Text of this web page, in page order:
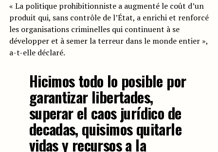
« La politique prohibitionniste a augmenté le coût d’un
produit qui, sans contrôle de l’État, a enrichi et renforcé
les organisations criminelles qui continuent à se
développer et à semer la terreur dans le monde entier »,
a-t-elle déclaré.
Hicimos todo lo posible por
garantizar libertades,
superar el caos jurídico de
decadas, quisimos quitarle
vidas y recursos a la